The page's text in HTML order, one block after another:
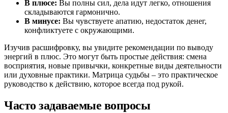
В плюсе: Вы полны сил, дела идут легко, отношения
складываются гармонично.
В минусе: Вы чувствуете апатию, недостаток денег,
конфликтуете с окружающими.
Изучив расшифровку, вы увидите рекомендации по выводу
энергий в плюс. Это могут быть простые действия: смена
восприятия, новые привычки, конкретные виды деятельности
или духовные практики. Матрица судьбы – это практическое
руководство к действию, которое всегда под рукой.
Часто задаваемые вопросы